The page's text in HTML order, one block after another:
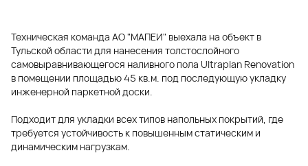
Техническая команда АО "МАПЕИ" выехала на объект в
Тульской области для нанесения толстослойного
самовыравнивающегося наливного пола Ultraplan Renovation
в помещении площадью 45 кв.м. под последующую укладку
инженерной паркетной доски.
Подходит для укладки всех типов напольных покрытий, где
требуется устойчивость к повышенным статическим и
динамическим нагрузкам.